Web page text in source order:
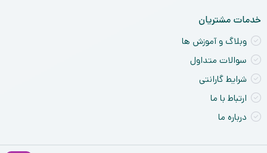
خدمات مشتریان
وبلاگ و آموزش ها
سوالات متداول
شرایط گارانتی
ارتباط با ما
درباره ما